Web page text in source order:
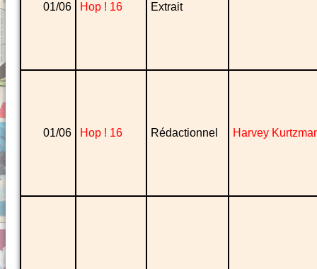
01/06 Hop ! 16 Extrait
01/06 Hop ! 16 Rédactionnel Harvey